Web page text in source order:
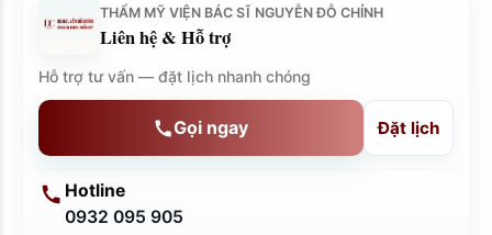
THẨM MỸ VIỆN BÁC SĨ NGUYỄN ĐỖ CHỈNH
Liên hệ & Hỗ trợ
Hỗ trợ tư vấn — đặt lịch nhanh chóng
Gọi ngay Đặt lịch
Hotline
0932 095 905